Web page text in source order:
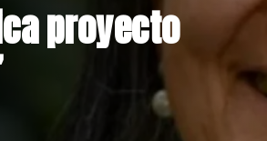
de Claudio